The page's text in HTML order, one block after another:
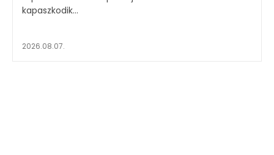
kapaszkodik...
2026.08.07.